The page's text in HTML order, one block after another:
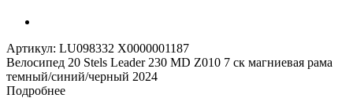
Артикул: LU098332 X0000001187
Велосипед 20 Stels Leader 230 MD Z010 7 ск магниевая рама
темный/синий/черный 2024
Подробнее